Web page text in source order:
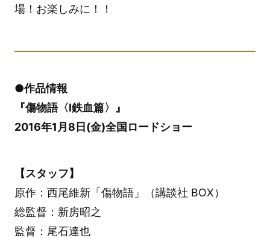
場！お楽しみに！！
●作品情報
『傷物語〈Ⅰ鉄血篇〉』
2016年1月8日(金)全国ロードショー
【スタッフ】
原作：西尾維新「傷物語」（講談社 BOX）
総監督：新房昭之
監督：尾石達也